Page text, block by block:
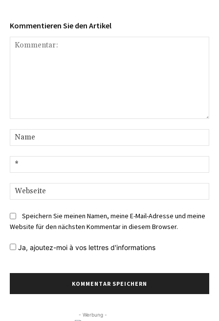
Kommentieren Sie den Artikel
Speichern Sie meinen Namen, meine E-Mail-Adresse und meine
Website für den nächsten Kommentar in diesem Browser.
Ja, ajoutez-moi à vos lettres d'informations
- Werbung -